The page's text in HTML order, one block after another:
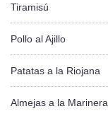
Tiramisú
Pollo al Ajillo
Patatas a la Riojana
Almejas a la Marinera